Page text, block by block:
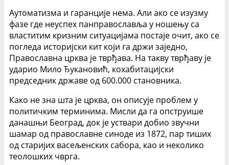
Аутоматизма и гаранције нема. Али ако се изузму
фазе где неуспех панправославља у ношењу са
властитим кризним ситуацијама постаје очит, ако се
погледа историјски кит који га држи заједно,
Православна црква је тврђава. На такву тврђаву је
ударио Мило Ђукановић, кохабитацијски
председник државе од 600.000 становника.
Како не зна шта је црква, он описује проблем у
политичким терминима. Мисли да га опструише
данашњи Београд, док је уствари добио звучни
шамар од православне синоде из 1872, пар тиших
од старијих васељенских сабора, као и неколико
теолошких чврга.